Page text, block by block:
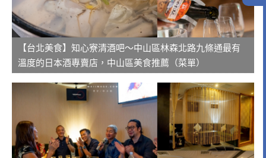
【台北美食】知心寮清酒吧～中山區林森北路九條通最有
溫度的日本酒專賣店，中山區美食推薦（菜單）